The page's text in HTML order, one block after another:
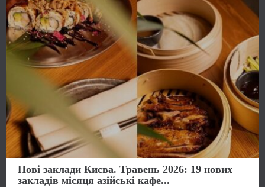
Нові заклади Києва. Травень 2026: 19 нових
закладів місяця азійські кафе...